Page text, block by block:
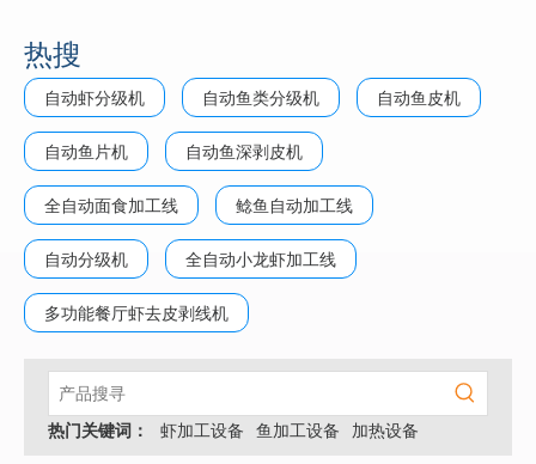
热搜
自动虾分级机 自动鱼类分级机 自动鱼皮机
自动鱼片机 自动鱼深剥皮机
全自动面食加工线 鲶鱼自动加工线
自动分级机 全自动小龙虾加工线
多功能餐厅虾去皮剥线机
热门关键词： 虾加工设备 鱼加工设备 加热设备